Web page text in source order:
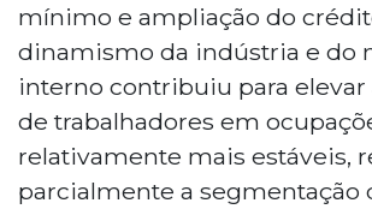
mínimo e ampliação do
dinamismo da indústria e do
interno contribuiu para elevar
de trabalhadores em
relativamente mais estáveis,
parcialmente a segmentação